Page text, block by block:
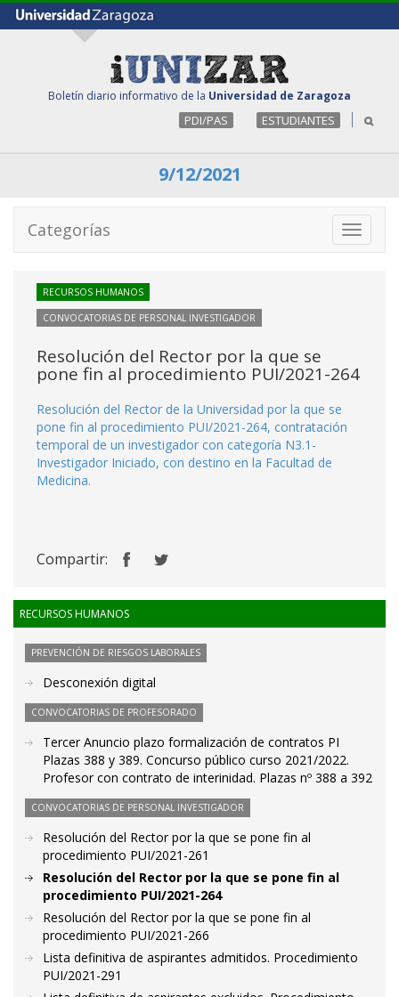
Boletín diario informativo de la Universidad de Zaragoza
PDI/PAS ESTUDIANTES
9/12/2021
Toggle
Categorías
RECURSOS HUMANOS
CONVOCATORIAS DE PERSONAL INVESTIGADOR
Resolución del Rector por la que se
pone fin al procedimiento PUI/2021-264
Resolución del Rector de la Universidad por la que se
pone fin al procedimiento PUI/2021-264, contratación
temporal de un investigador con categoría N3.1-
Investigador Iniciado, con destino en la Facultad de
Medicina.
Compartir:
RECURSOS HUMANOS
PREVENCIÓN DE RIESGOS LABORALES
Desconexión digital
CONVOCATORIAS DE PROFESORADO
Tercer Anuncio plazo formalización de contratos PI
Plazas 388 y 389. Concurso público curso 2021/2022.
Profesor con contrato de interinidad. Plazas nº 388 a 392
CONVOCATORIAS DE PERSONAL INVESTIGADOR
Resolución del Rector por la que se pone fin al
procedimiento PUI/2021-261
Resolución del Rector por la que se pone fin al
procedimiento PUI/2021-264
Resolución del Rector por la que se pone fin al
procedimiento PUI/2021-266
Lista definitiva de aspirantes admitidos. Procedimiento
PUI/2021-291